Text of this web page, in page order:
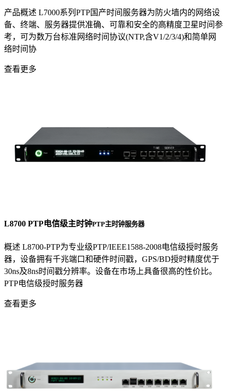
产品概述 L7000系列PTP国产时间服务器为防火墙内的网络设
备、终端、服务器提供准确、可靠和安全的高精度卫星时间参
考，可为数万台标准网络时间协议(NTP,含V1/2/3/4)和简单网
络时间协
查看更多
L8700 PTP电信级主时钟PTP主时钟服务器
概述 L8700-PTP为专业级PTP/IEEE1588-2008电信级授时服务
器，设备拥有千兆端口和硬件时间戳，GPS/BD授时精度优于
30ns及8ns时间戳分辨率。设备在市场上具备很高的性价比。
PTP电信级授时服务器
查看更多